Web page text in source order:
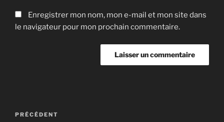
Enregistrer mon nom, mon e-mail et mon site dans
le navigateur pour mon prochain commentaire.
Navigation
Article
PRÉCÉDENT